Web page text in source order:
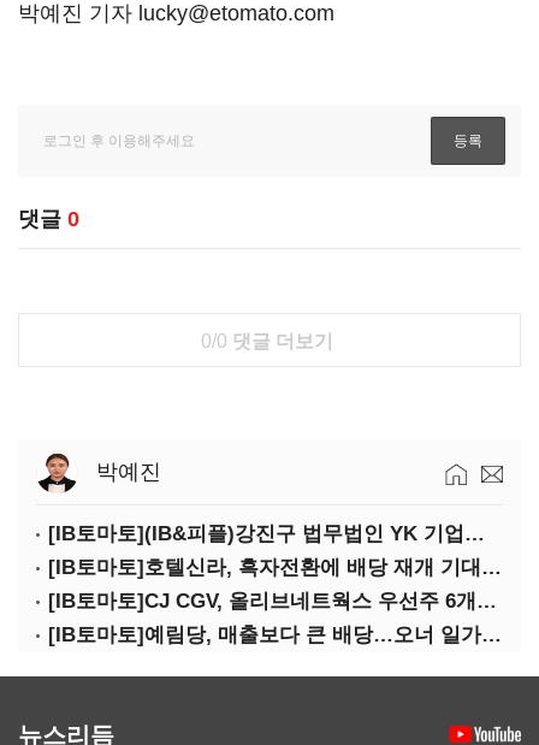
박예진 기자 lucky@etomato.com
댓글 0
0/0 댓글 더보기
박예진
[IB토마토](IB&피플)강진구 법무법인 YK 기업거버넌스센터 센터장
[IB토마토]호텔신라, 흑자전환에 배당 재개 기대감…삼성생명도 웃을까
[IB토마토]CJ CGV, 올리브네트웍스 우선주 6개월 만에 상환…왜?
[IB토마토]예림당, 매출보다 큰 배당…오너 일가에 절반 간다
뉴스리듬